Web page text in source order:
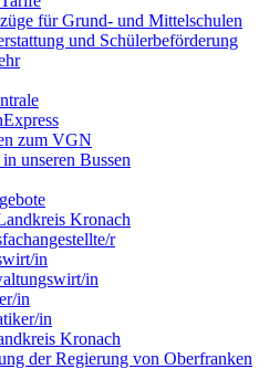
für Grund- und Mittelschulen
und Schülerbeförderung
zum VGN
unseren Bussen
Kronach
r
in
in
in
in
Kronach
der Regierung von Oberfranken